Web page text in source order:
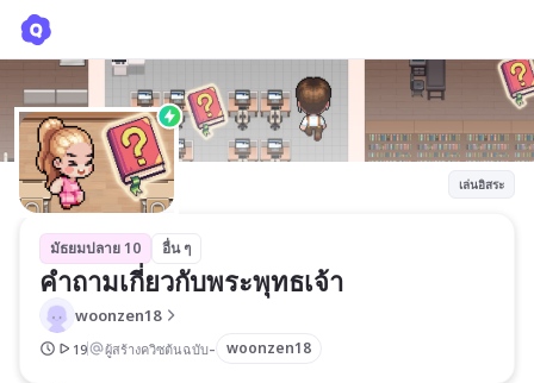
เล่นอิสระ
มัธยมปลาย 10 อื่น ๆ
คำถามเกี่ยวกับพระพุทธเจ้า
woonzen18
19 ผู้สร้างควิซต้นฉบับ- woonzen18